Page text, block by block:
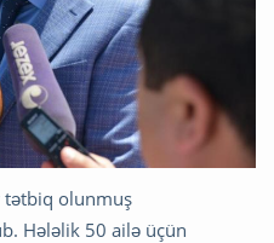
tətbiq olunmuş
Hələlik 50 ailə üçün